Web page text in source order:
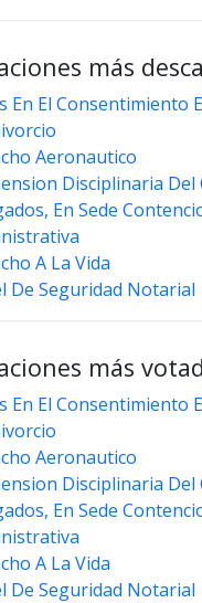
más
En El Consentimiento
Aeronautico
Disciplinaria Del
En Sede
A La Vida
De Seguridad Notarial
más
En El Consentimiento
Aeronautico
Disciplinaria Del
En Sede
A La Vida
De Seguridad Notarial